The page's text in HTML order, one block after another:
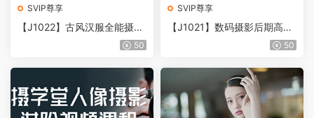
SVIP尊享
【J1022】古风汉服全能摄影
50
SVIP尊享
【J1021】数码摄影后期高手
50